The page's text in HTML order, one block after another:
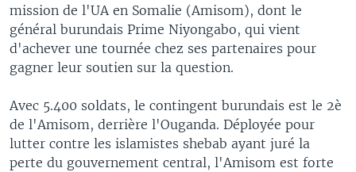
mission de l'UA en Somalie (Amisom), dont le
général burundais Prime Niyongabo, qui vient
d'achever une tournée chez ses partenaires pour
gagner leur soutien sur la question.
Avec 5.400 soldats, le contingent burundais est le 2è
de l'Amisom, derrière l'Ouganda. Déployée pour
lutter contre les islamistes shebab ayant juré la
perte du gouvernement central, l'Amisom est forte